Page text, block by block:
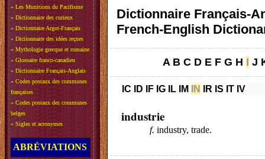
» Les Munitions du Pacifisme
» Dictionnaire des curieux
» Dictionnaire Argot-Français
» Dictionnaire des idées reçues
» Mythologie grecque et romaine
» Glossaire franco-canadien
» Dictionnaire Français-Anglais
» Codes postaux des communes
françaises
» Codes postaux des communes
belges
» Sigles et acronymes
ABRÉVIATIONS
Dictionnaire Français-
French-English
A B C D E F G H I J
IC ID IF IG IL IM IN IR IS IT IV
industrie
f. industry, trade.